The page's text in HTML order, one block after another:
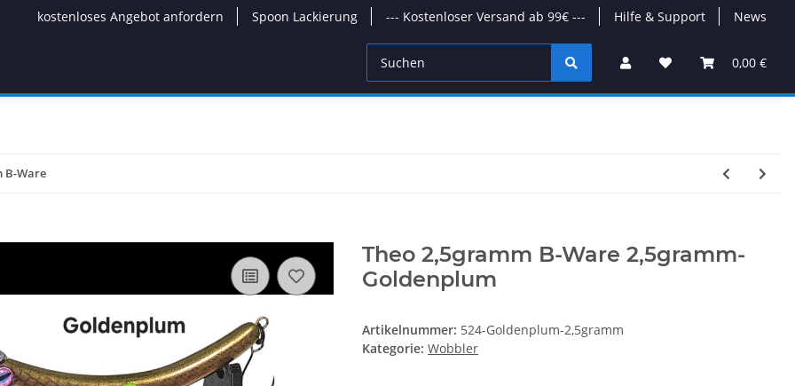
kostenloses Angebot anfordern Spoon Lackierung --- Kostenloser Versand ab 99€ --- Hilfe & Support News
0,00 €
B-Ware
Theo 2,5gramm B-Ware 2,5gramm-
Goldenplum
Artikelnummer: 524-Goldenplum-2,5gramm
Kategorie: Wobbler